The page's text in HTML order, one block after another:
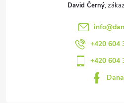
David Černý
info@
+420 604
+420 604